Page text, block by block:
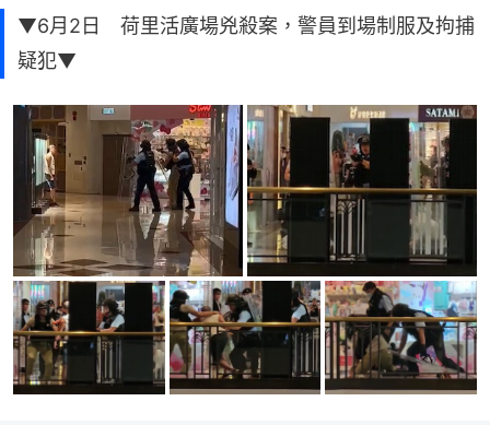
▼6月2日 荷里活廣場兇殺案，警員到場制服及拘捕
疑犯▼